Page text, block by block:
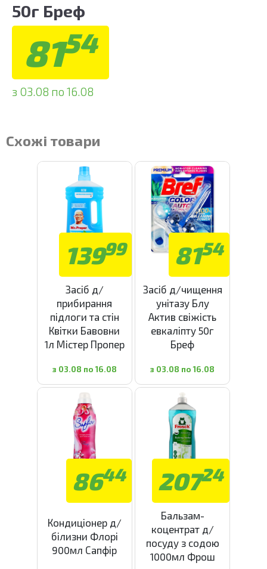
50г Бреф
8154
з 03.08 по 16.08
Схожі товари
13999
Засіб д/
прибирання
підлоги та стін
Квітки Бавовни
1л Містер Пропер
з 03.08 по 16.08
8154
Засіб д/чищення
унітазу Блу
Актив свіжість
евкаліпту 50г
Бреф
з 03.08 по 16.08
8644
Кондиціонер д/
білизни Флорі
900мл Сапфір
20724
Бальзам-
коцентрат д/
посуду з содою
1000мл Фрош